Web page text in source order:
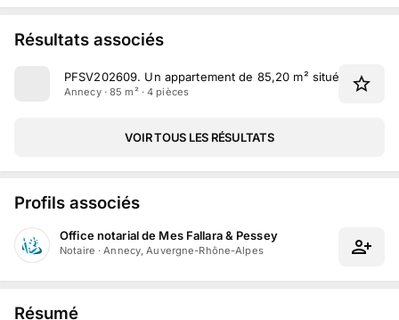
Résultats associés
PFSV202609. Un appartement de 85,20 m² situé rue du
Annecy · 85 m² · 4 pièces
VOIR TOUS LES RÉSULTATS
Profils associés
Office notarial de Mes Fallara & Pessey
Notaire ·Annecy, Auvergne-Rhône-Alpes
Résumé